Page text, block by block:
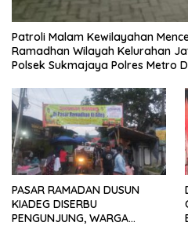
Patroli Malam Kewilayahan
Ramadhan Wilayah Kelurahan
Polsek Sukmajaya Polres Metro
PASAR RAMADAN DUSUN
KIADEG DISERBU
PENGUNJUNG, WARGA